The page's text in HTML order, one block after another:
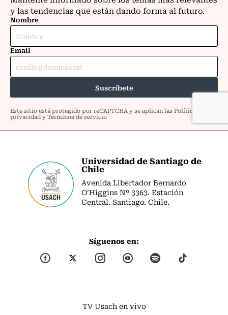
Universidad de Santiago de
Chile
Avenida Libertador Bernardo
O’Higgins Nº 3363. Estación
Central. Santiago. Chile.
Síguenos en:
TV Usach en vivo